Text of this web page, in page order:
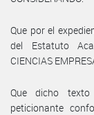
Que por el
del Estatuto
CIENCIAS
Que dicho
peticionante